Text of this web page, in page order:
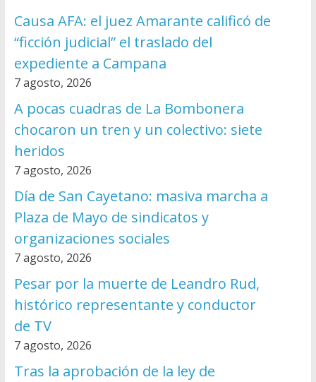
Causa AFA: el juez Amarante calificó de
“ficción judicial” el traslado del
expediente a Campana
7 agosto, 2026
A pocas cuadras de La Bombonera
chocaron un tren y un colectivo: siete
heridos
7 agosto, 2026
Día de San Cayetano: masiva marcha a
Plaza de Mayo de sindicatos y
organizaciones sociales
7 agosto, 2026
Pesar por la muerte de Leandro Rud,
histórico representante y conductor
de TV
7 agosto, 2026
Tras la aprobación de la ley de